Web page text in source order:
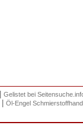
Gelistet bei
Öl-Engel